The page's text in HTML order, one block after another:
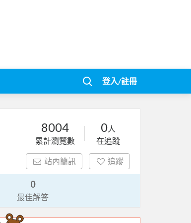
登入/註冊
8004
累計瀏覽數
0人
在追蹤
站內簡訊 追蹤
0
最佳解答